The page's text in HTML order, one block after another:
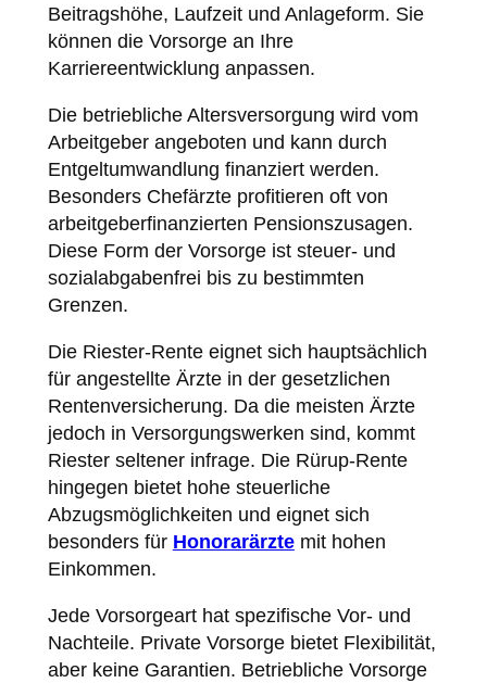
Beitragshöhe, Laufzeit und Anlageform. Sie
können die Vorsorge an Ihre
Karriereentwicklung anpassen.
Die betriebliche Altersversorgung wird vom
Arbeitgeber angeboten und kann durch
Entgeltumwandlung finanziert werden.
Besonders Chefärzte profitieren oft von
arbeitgeberfinanzierten Pensionszusagen.
Diese Form der Vorsorge ist steuer- und
sozialabgabenfrei bis zu bestimmten
Grenzen.
Die Riester-Rente eignet sich hauptsächlich
für angestellte Ärzte in der gesetzlichen
Rentenversicherung. Da die meisten Ärzte
jedoch in Versorgungswerken sind, kommt
Riester seltener infrage. Die Rürup-Rente
hingegen bietet hohe steuerliche
Abzugsmöglichkeiten und eignet sich
besonders für Honorarärztemit hohen
Einkommen.
Jede Vorsorgeart hat spezifische Vor- und
Nachteile. Private Vorsorge bietet Flexibilität,
aber keine Garantien. Betriebliche Vorsorge